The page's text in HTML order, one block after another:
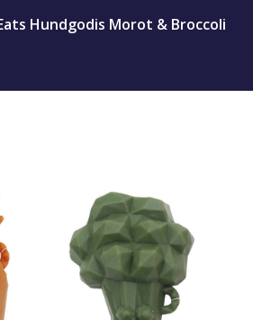
Hundgodis Morot & Broccoli